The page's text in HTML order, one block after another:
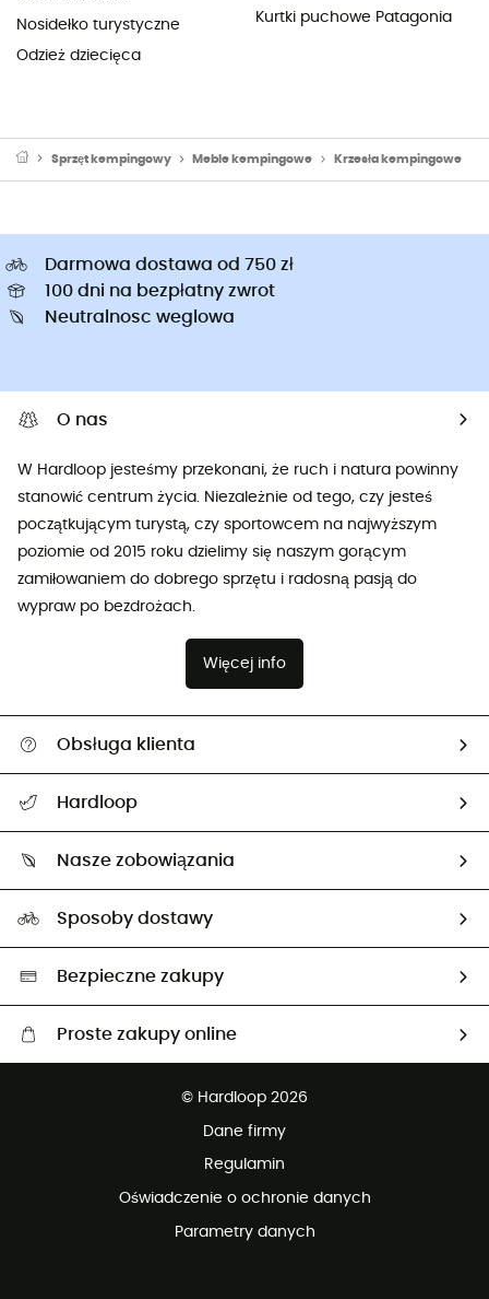
Nosidełko turystyczne
Odzież dziecięca
Kurtki puchowe Patagonia
Sprzęt kempingowy Meble kempingowe Krzesła kempingowe
Darmowa dostawa od 750 zł
100 dni na bezpłatny zwrot
Neutralnosc weglowa
O nas
W Hardloop jesteśmy przekonani, że ruch i natura powinny
stanowić centrum życia. Niezależnie od tego, czy jesteś
początkującym turystą, czy sportowcem na najwyższym
poziomie od 2015 roku dzielimy się naszym gorącym
zamiłowaniem do dobrego sprzętu i radosną pasją do
wypraw po bezdrożach.
Więcej info
Obsługa klienta
Zwrot artykułów i zwrot środków
Hardloop
Ambasadorzy
Nasze zobowiązania
Wybrane produkty eko
Sposoby dostawy
Bezpieczne zakupy
Proste zakupy online
© Hardloop 2026
Dane firmy
Regulamin
Oświadczenie o ochronie danych
Parametry danych